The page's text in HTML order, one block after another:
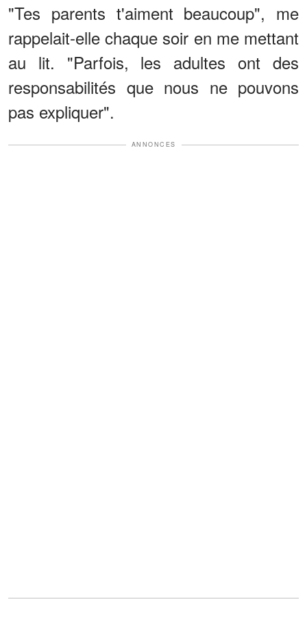
"Tes parents t'aiment beaucoup", me
rappelait-elle chaque soir en me mettant
au lit. "Parfois, les adultes ont des
responsabilités que nous ne pouvons
pas expliquer".
ANNONCES